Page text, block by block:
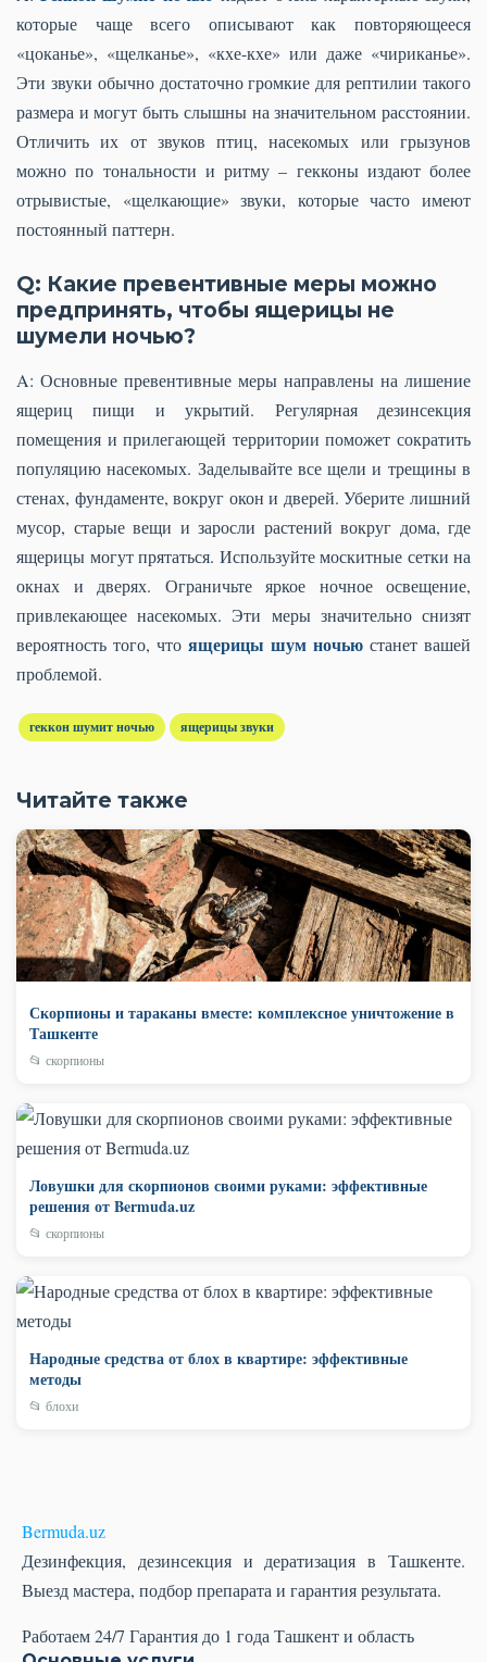
которые чаще всего описывают как повторяющееся
«цоканье», «щелканье», «кхе-кхе» или даже «чириканье».
Эти звуки обычно достаточно громкие для рептилии такого
размера и могут быть слышны на значительном расстоянии.
Отличить их от звуков птиц, насекомых или грызунов
можно по тональности и ритму – гекконы издают более
отрывистые, «щелкающие» звуки, которые часто имеют
постоянный паттерн.
Q: Какие превентивные меры можно
предпринять, чтобы ящерицы не
шумели ночью?
A: Основные превентивные меры направлены на лишение
ящериц пищи и укрытий. Регулярная дезинсекция
помещения и прилегающей территории поможет сократить
популяцию насекомых. Заделывайте все щели и трещины в
стенах, фундаменте, вокруг окон и дверей. Уберите лишний
мусор, старые вещи и заросли растений вокруг дома, где
ящерицы могут прятаться. Используйте москитные сетки на
окнах и дверях. Ограничьте яркое ночное освещение,
привлекающее насекомых. Эти меры значительно снизят
вероятность того, что ящерицы шум ночью станет вашей
проблемой.
геккон шумит ночью ящерицы звуки
Читайте также
Скорпионы и тараканы вместе: комплексное уничтожение в
Ташкенте
📂 скорпионы
Ловушки для скорпионов своими руками: эффективные
решения от Bermuda.uz
📂 скорпионы
Народные средства от блох в квартире: эффективные
методы
📂 блохи
Bermuda.uz
Дезинфекция, дезинсекция и дератизация в Ташкенте.
Выезд мастера, подбор препарата и гарантия результата.
Работаем 24/7 Гарантия до 1 года Ташкент и область